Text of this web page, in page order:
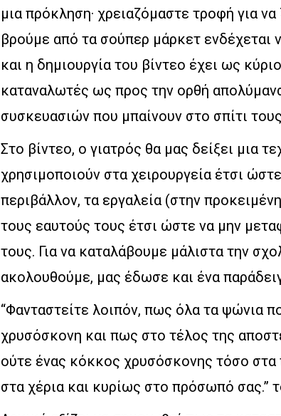
μια πρόκληση· χρειαζόμαστε τροφή για
βρούμε από τα σούπερ μάρκετ ενδέχεται
και η δημιουργία του βίντεο έχει ως
καταναλωτές ως προς την ορθή
συσκευασιών που μπαίνουν στο σπίτι
Στο βίντεο, ο γιατρός θα μας δείξει μια
χρησιμοποιούν στα χειρουργεία έτσι
περιβάλλον, τα εργαλεία (στην
τους εαυτούς τους έτσι ώστε να μην
τους. Για να καταλάβουμε μάλιστα την
ακολουθούμε, μας έδωσε και ένα
“Φανταστείτε λοιπόν, πως όλα τα ψώνια
χρυσόσκονη και πως στο τέλος της
ούτε ένας κόκκος χρυσόσκονης τόσο στα
στα χέρια και κυρίως στο πρόσωπό σας.”